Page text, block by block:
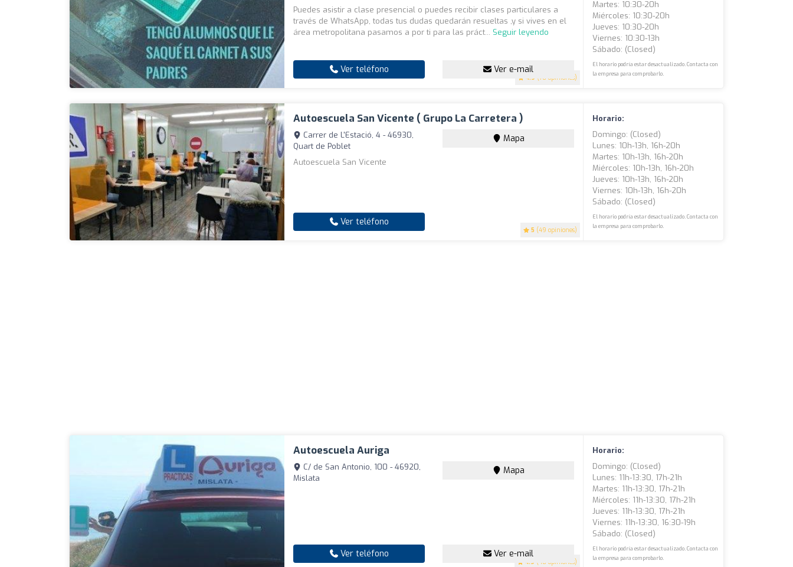
4.9 (70 opiniones)
Puedes asistir a clase presencial o puedes recibir clases particulares a
través de WhatsApp, todas tus dudas quedarán resueltas ,y si vives en el
área metropolitana pasamos a por ti para las práct... Seguir leyendo
Ver teléfono Ver e-mail
Martes: 10:30-20h
Miércoles: 10:30-20h
Jueves: 10:30-20h
Viernes: 10:30-13h
Sábado: (closed)
El horario podría estar desactualizado. Contacta con
la empresa para comprobarlo.
Autoescuela San Vicente ( Grupo La Carretera )
5 (49 opiniones)
Carrer de L'Estació, 4 - 46930,
Quart de Poblet
Mapa
Autoescuela San Vicente
Ver teléfono
Horario:
Domingo: (closed)
Lunes: 10h-13h, 16h-20h
Martes: 10h-13h, 16h-20h
Miércoles: 10h-13h, 16h-20h
Jueves: 10h-13h, 16h-20h
Viernes: 10h-13h, 16h-20h
Sábado: (closed)
El horario podría estar desactualizado. Contacta con
la empresa para comprobarlo.
Autoescuela Auriga
4.9 (48 opiniones)
C/ de San Antonio, 100 - 46920,
Mislata
Mapa
Ver teléfono Ver e-mail
Horario:
Domingo: (closed)
Lunes: 11h-13:30, 17h-21h
Martes: 11h-13:30, 17h-21h
Miércoles: 11h-13:30, 17h-21h
Jueves: 11h-13:30, 17h-21h
Viernes: 11h-13:30, 16:30-19h
Sábado: (closed)
El horario podría estar desactualizado. Contacta con
la empresa para comprobarlo.